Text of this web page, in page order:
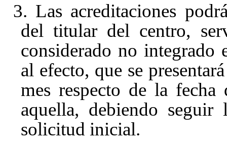
3. Las acreditaciones
del titular del centro,
considerado no integrado
al efecto, que se
mes respecto de la
aquella, debiendo
solicitud inicial.